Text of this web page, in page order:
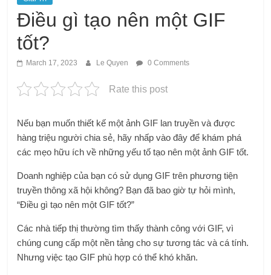
Điều gì tạo nên một GIF
tốt?
March 17, 2023 Le Quyen 0 Comments
Rate this post
Nếu bạn muốn thiết kế một ảnh GIF lan truyền và được
hàng triệu người chia sẻ, hãy nhấp vào đây để khám phá
các mẹo hữu ích về những yếu tố tạo nên một ảnh GIF tốt.
Doanh nghiệp của bạn có sử dụng GIF trên phương tiện
truyền thông xã hội không? Bạn đã bao giờ tự hỏi mình,
“Điều gì tạo nên một GIF tốt?”
Các nhà tiếp thị thường tìm thấy thành công với GIF, vì
chúng cung cấp một nền tảng cho sự tương tác và cá tính.
Nhưng việc tạo GIF phù hợp có thể khó khăn.